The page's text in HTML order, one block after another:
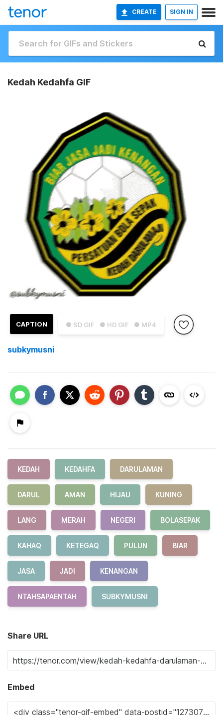
CREATE SIGN IN
Kedah Kedahfa GIF
● SD GIF ● HD GIF ● MP4
CAPTION
subkymusni
KEDAH KEDAHFA DARULAMAN
DARUL AMAN HIJAU KUNING
LANG MERAH NEGERI BOLASEPAK
KAHAQ KETEGAQ PULUN BIAR
JASA JADI KENANGAN
NTAHSAPAENTAH SUBKYMUSNI
Share URL
Embed